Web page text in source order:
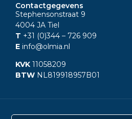
Contactgegevens
Stephensonstraat 9
4004 JA Tiel
T +31 (0)344 – 726 909
E info@olmia.nl
KVK 11058209
BTW NL819918957B01